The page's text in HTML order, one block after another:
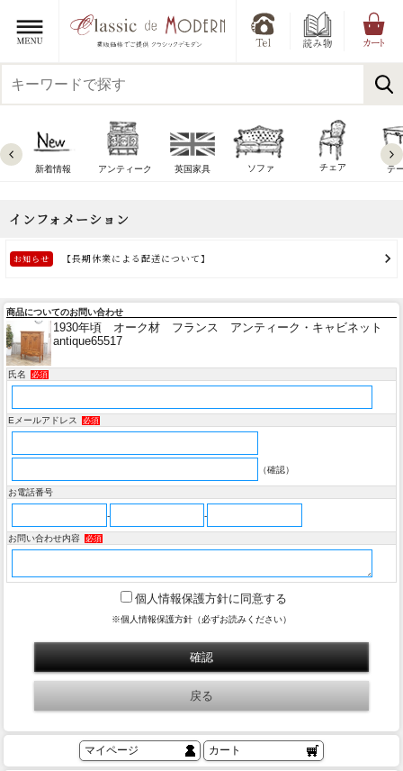
新着情報 アンティーク 英国家具 ソファ チェア テ
商品についてのお問い合わせ
1930年頃 オーク材 フランス アンティーク・キャビネット
antique65517
氏名 必須
Eメールアドレス 必須
（確認）
お電話番号
- -
お問い合わせ内容 必須
個人情報保護方針に同意する
※個人情報保護方針（必ずお読みください）
マイページ カート